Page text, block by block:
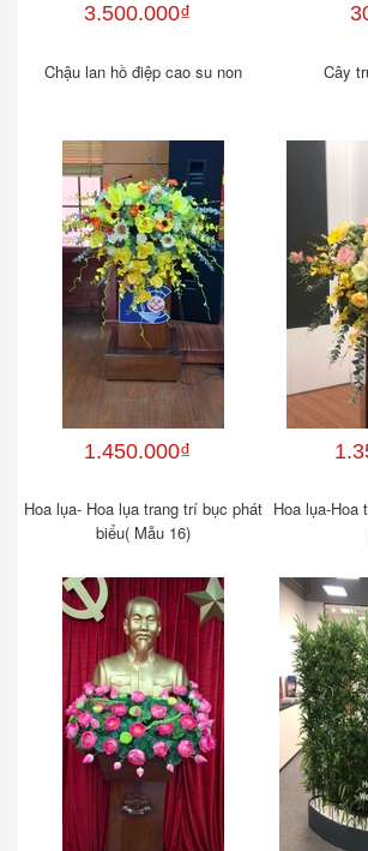
3.500.000₫
Chậu lan hồ điệp cao su non Cây
1.450.000₫
Hoa lụa- Hoa lụa trang trí bục phát
biểu( Mẫu 16)
Hoa lụa-Hoa